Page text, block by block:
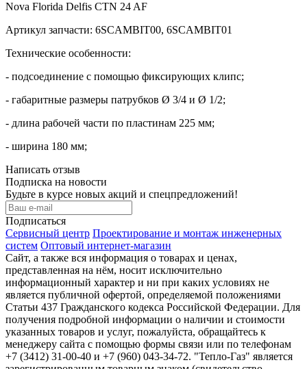
Nova Florida Delfis CTN 24 AF
Артикул запчасти: 6SCAMBIT00, 6SCAMBIT01
Технические особенности:
- подсоединение с помощью фиксирующих клипс;
- габаритные размеры патрубков Ø 3/4 и Ø 1/2;
- длина рабочей части по пластинам 225 мм;
- ширина 180 мм;
Написать отзыв
Подписка на новости
Будьте в курсе новых акций и спецпредложений!
Подписаться
Сервисный центр Проектирование и монтаж инженерных
систем Оптовый интернет-магазин
Сайт, а также вся информация о товарах и ценах,
представленная на нём, носит исключительно
информационный характер и ни при каких условиях не
является публичной офертой, определяемой положениями
Статьи 437 Гражданского кодекса Российской Федерации. Для
получения подробной информации о наличии и стоимости
указанных товаров и услуг, пожалуйста, обращайтесь к
менеджеру сайта с помощью формы связи или по телефонам
+7 (3412) 31-00-40 и +7 (960) 043-34-72. "Тепло-Газ" является